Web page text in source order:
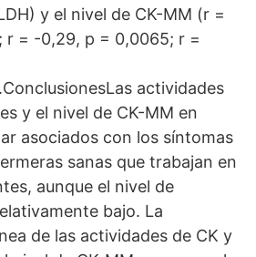
y el nivel de CK-MM (r =
r = -0,29, p = 0,0065; r =
actividades
y el nivel de CK-MM en
asociados con los síntomas
sanas que trabajan en
aunque el nivel de
bajo. La
de las actividades de CK y